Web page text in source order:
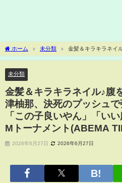
ホーム 未分類
金髪＆キラキラネイ
決死のプッシュで強敵にハードパンチ「この
未分類
金髪＆キラキラネイル♪腹
津柚那、決死のプッシュ
「この子良いやん」「い
Mトーナメント(ABEMA
2026年6月27日 2026年6月27日